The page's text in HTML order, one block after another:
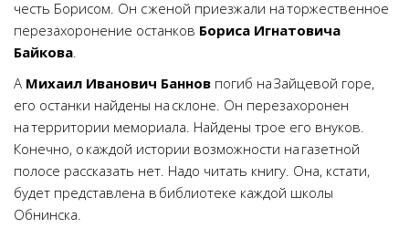
честь Борисом. Он с женой приезжали на торжественное
перезахоронение останков Бориса Игнатовича
Байкова.
А Михаил Иванович Баннов погиб на Зайцевой горе,
его останки найдены на склоне. Он перезахоронен
на территории мемориала. Найдены трое его внуков.
Конечно, о каждой истории возможности на газетной
полосе рассказать нет. Надо читать книгу. Она, кстати,
будет представлена в библиотеке каждой школы
Обнинска.